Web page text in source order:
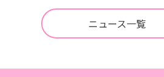
ニュース一覧